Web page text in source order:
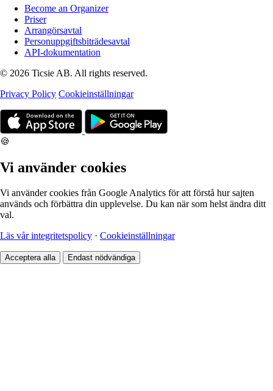
Become an Organizer
Priser
Arrangörsavtal
Personuppgiftsbiträdesavtal
API-dokumentation
© 2026 Ticsie AB. All rights reserved.
Privacy Policy Cookieinställningar
🍪
Vi använder cookies
Vi använder cookies från Google Analytics för att förstå hur sajten
används och förbättra din upplevelse. Du kan när som helst ändra ditt
val.
Läs vår integritetspolicy · Cookieinställningar
Acceptera alla Endast nödvändiga